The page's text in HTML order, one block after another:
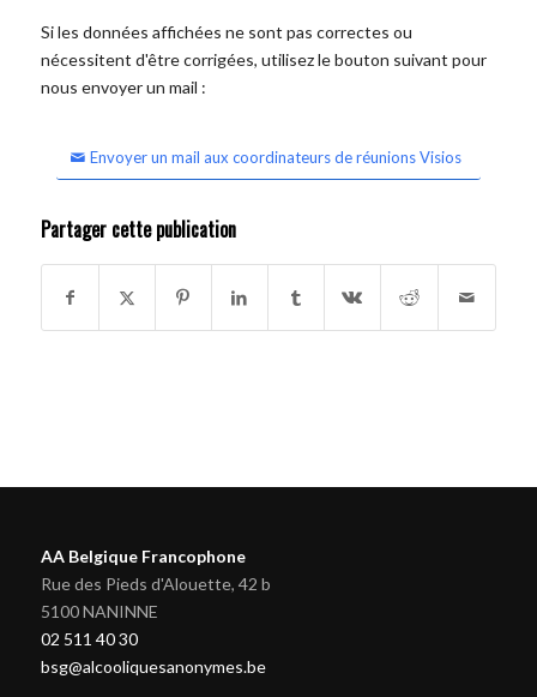
Si les données affichées ne sont pas correctes ou
nécessitent d'être corrigées, utilisez le bouton suivant pour
nous envoyer un mail :
Envoyer un mail aux coordinateurs de réunions Visios
Partager cette publication
AA Belgique Francophone
Rue des Pieds d'Alouette, 42 b
5100 NANINNE
02 511 40 30
bsg@alcooliquesanonymes.be